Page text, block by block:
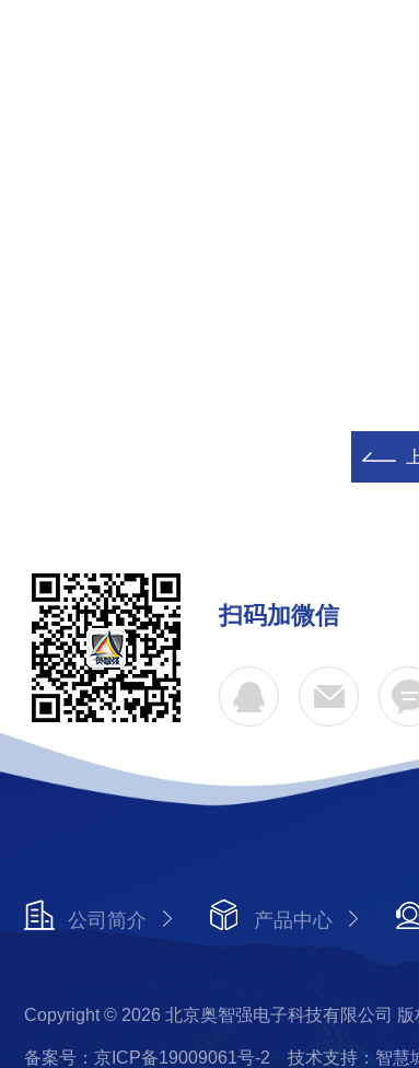
扫码加微信
公司简介 产品中心
Copyright © 2026 北京奥智强电子科技有限公司 版
备案号：京ICP备19009061号-2 技术支持：智慧